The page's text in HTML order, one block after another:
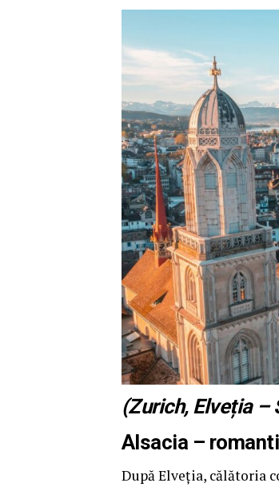
(Zurich, Elveția –
Alsacia –
După Elveția, călătoria